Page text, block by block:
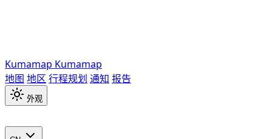
Kumamap Kumamap
地图 地区 行程规划 通知 报告
外观